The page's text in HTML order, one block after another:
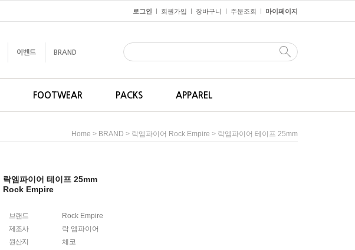
로그인 ㅣ 회원가입 ㅣ 장바구니 ㅣ 주문조회 ㅣ 마이페이지
이벤트 BRAND
FOOTWEAR PACKS APPAREL
Home > BRAND > 락엠파이어 Rock Empire > 락엠파이어 테이프 25mm
락엠파이어 테이프 25mm
Rock Empire
브랜드
Rock Empire
제조사
락 엠파이어
원산지
체코